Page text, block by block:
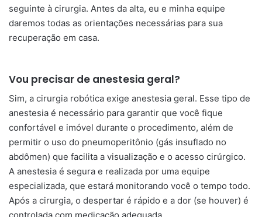
seguinte à cirurgia. Antes da alta, eu e minha equipe
daremos todas as orientações necessárias para sua
recuperação em casa.
Vou precisar de anestesia geral?
Sim, a cirurgia robótica exige anestesia geral. Esse tipo de
anestesia é necessário para garantir que você fique
confortável e imóvel durante o procedimento, além de
permitir o uso do pneumoperitônio (gás insuflado no
abdômen) que facilita a visualização e o acesso cirúrgico.
A anestesia é segura e realizada por uma equipe
especializada, que estará monitorando você o tempo todo.
Após a cirurgia, o despertar é rápido e a dor (se houver) é